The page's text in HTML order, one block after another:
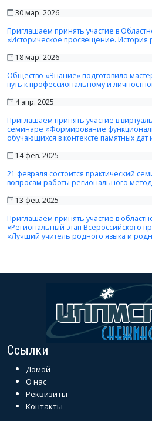
30 мар. 2026
Приглашаем принять участие в
«Историческое просвещение. История
18 мар. 2026
Общество «Знание» подготовило
путь к профессиональному и
4 апр. 2025
Приглашаем принять участие в
семинаре «Формирование
обучающихся в контексте памятных дат
14 фев. 2025
21 февраля состоится практический
вопросам работы регионального
13 фев. 2025
Приглашаем принять участие в
«Региональный этап Всероссийского
«Лучший учитель родного языка и
Ссылки
Домой
О нас
Реквизиты
Контакты